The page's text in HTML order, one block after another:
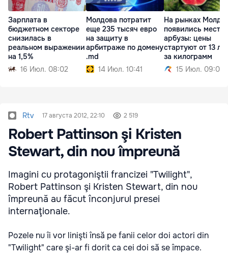
Зарплата в
бюджетном секторе
снизилась в
реальном выражении
на 1,5%
16 Июл. 08:02
Молдова потратит
еще 235 тысяч евро
на защиту в
арбитраже по домену
.md
14 Июл. 10:41
На рынках
появились
арбузы: цены
стартуют от 13
за килограмм
15 Июл. 09:01
Rtv 17 августа 2012, 22:10 2 519
Robert Pattinson şi Kristen
Stewart, din nou împreună
Imagini cu protagoniştii francizei "Twilight",
Robert Pattinson şi Kristen Stewart, din nou
împreună au făcut înconjurul presei
internaţionale.
Pozele nu îi vor linişti însă pe fanii celor doi actori din
"Twilight" care şi-ar fi dorit ca cei doi să se împace.